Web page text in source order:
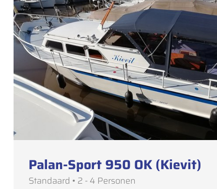
Palan-Sport 950 OK (Kievit)
Standaard • 2 - 4 Personen